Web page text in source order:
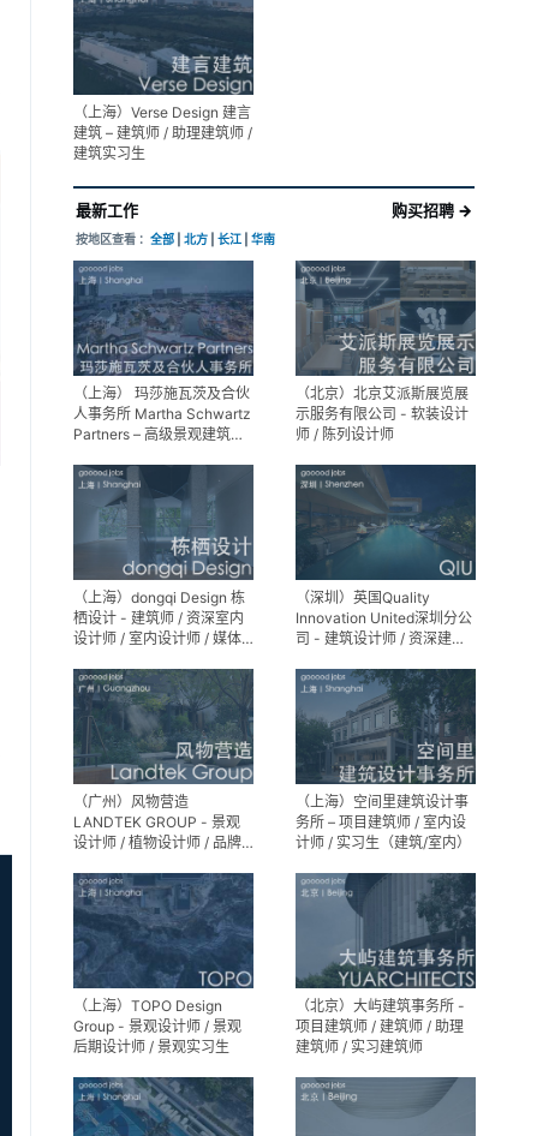
（上海）Verse Design 建言
建筑 – 建筑师 / 助理建筑师 /
建筑实习生
最新工作 购买招聘 →
按地区查看 ： 全部 北方 长江 华南
（上海） 玛莎施瓦茨及合伙
人事务所 Martha Schwartz
Partners – 高级景观建筑师
Designer / 景观建筑师
Landscape Designer
（北京）北京艾派斯展览展
示服务有限公司 - 软装设计
师 / 陈列设计师
（上海）dongqi Design 栋
栖设计 - 建筑师 / 资深室内
设计师 / 室内设计师 / 媒体
生（常年招聘）
（深圳）英国Quality
Innovation United深圳分公
司 - 建筑设计师 / 资深建筑
实习生
（广州）风物营造
LANDTEK GROUP - 景观
设计师 / 植物设计师 / 品牌
（上海）空间里建筑设计事
务所 – 项目建筑师 / 室内设
计师 / 实习生（建筑/室内）
（上海）TOPO Design
Group - 景观设计师 / 景观
后期设计师 / 景观实习生
（北京）大屿建筑事务所 -
项目建筑师 / 建筑师 / 助理
建筑师 / 实习建筑师